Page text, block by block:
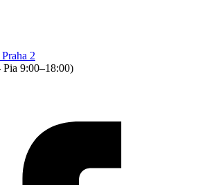
2
Pia 9:00–18:00)